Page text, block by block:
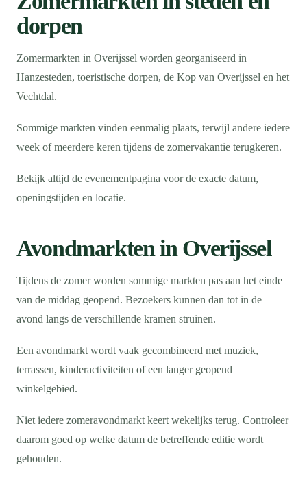
dorpen
Zomermarkten in Overijssel worden georganiseerd in
Hanzesteden, toeristische dorpen, de Kop van Overijssel en het
Vechtdal.
Sommige markten vinden eenmalig plaats, terwijl andere iedere
week of meerdere keren tijdens de zomervakantie terugkeren.
Bekijk altijd de evenementpagina voor de exacte datum,
openingstijden en locatie.
Avondmarkten in Overijssel
Tijdens de zomer worden sommige markten pas aan het einde
van de middag geopend. Bezoekers kunnen dan tot in de
avond langs de verschillende kramen struinen.
Een avondmarkt wordt vaak gecombineerd met muziek,
terrassen, kinderactiviteiten of een langer geopend
winkelgebied.
Niet iedere zomeravondmarkt keert wekelijks terug. Controleer
daarom goed op welke datum de betreffende editie wordt
gehouden.